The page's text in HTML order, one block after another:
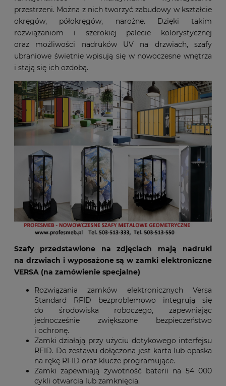
przestrzeni. Można z nich tworzyć zabudowy w kształcie
okręgów, półokręgów, narożne. Dzięki takim
rozwiązaniom i szerokiej palecie kolorystycznej
oraz możliwości nadruków UV na drzwiach, szafy
ubraniowe świetnie wpisują się w nowoczesne wnętrza
i stają się ich ozdobą.
Szafy przedstawione na zdjęciach mają nadruki
na drzwiach i wyposażone są w zamki elektroniczne
VERSA (na zamówienie specjalne)
Rozwiązania zamków elektronicznych Versa
Standard RFID bezproblemowo integrują się
do środowiska roboczego, zapewniając
jednocześnie zwiększone bezpieczeństwo
i ochronę.
Zamki działają przy użyciu dotykowego interfejsu
RFID. Do zestawu dołączona jest karta lub opaska
na rękę RFID oraz klucze programujące.
Zamki zapewniają żywotność baterii na 54 000
cykli otwarcia lub zamknięcia.